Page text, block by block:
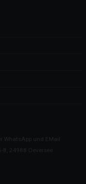
WhatsApp und EMail
24988 Oeversee